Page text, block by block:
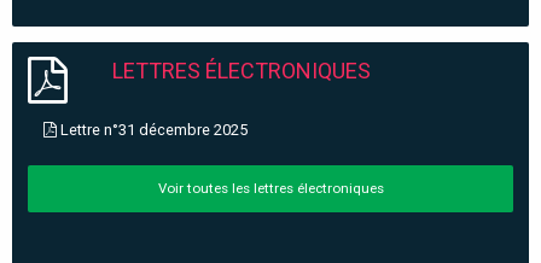
LETTRES ÉLECTRONIQUES
Lettre n°31 décembre 2025
Voir toutes les lettres électroniques